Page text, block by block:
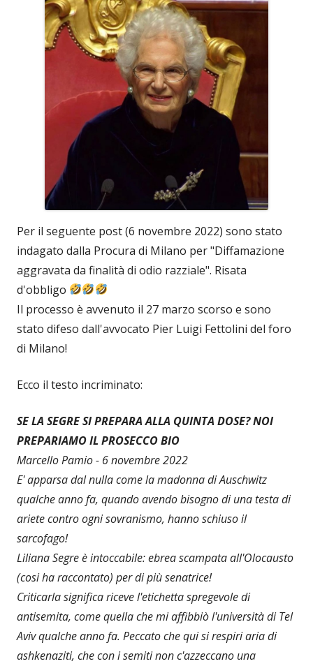
Per il seguente post (6 novembre 2022) sono stato
indagato dalla Procura di Milano per "Diffamazione
aggravata da finalità di odio razziale". Risata
d'obbligo
Il processo è avvenuto il 27 marzo scorso e sono
stato difeso dall'avvocato Pier Luigi Fettolini del foro
di Milano!
Ecco il testo incriminato:
SE LA SEGRE SI PREPARA ALLA QUINTA DOSE? NOI
PREPARIAMO IL PROSECCO BIO
Marcello Pamio - 6 novembre 2022
E' apparsa dal nulla come la madonna di Auschwitz
qualche anno fa, quando avendo bisogno di una testa di
ariete contro ogni sovranismo, hanno schiuso il
sarcofago!
Liliana Segre è intoccabile: ebrea scampata all'Olocausto
(cosi ha raccontato) per di più senatrice!
Criticarla significa riceve l'etichetta spregevole di
antisemita, come quella che mi affibbiò l'università di Tel
Aviv qualche anno fa. Peccato che qui si respiri aria di
ashkenaziti, che con i semiti non c'azzeccano una